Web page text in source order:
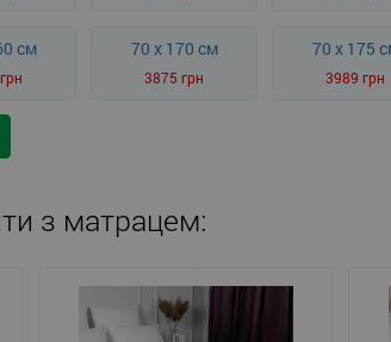
см 70 x 170 см
3875 грн
70 x 175
3989 грн
з матрацем: